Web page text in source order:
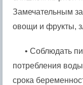
Замечательным
овощи и фрукты,
• Соблюдать
потребления
срока